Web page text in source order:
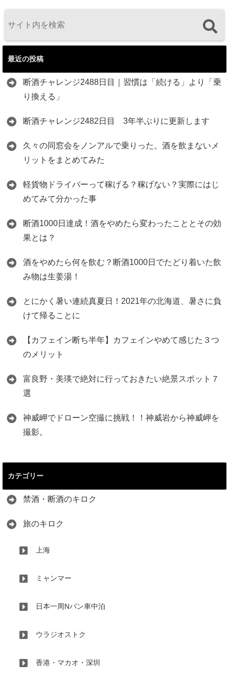
最近の投稿
断酒チャレンジ2488日目｜習慣は「続ける」より「乗
り換える」
断酒チャレンジ2482日目 3年半ぶりに更新します
久々の同窓会をノンアルで乗りった。酒を飲まないメ
リットをまとめてみた
軽貨物ドライバーって稼げる？稼げない？実際にはじ
めてみて分かった事
断酒1000日達成！酒をやめたら変わったこととその効
果とは？
酒をやめたら何を飲む？断酒1000日でたどり着いた飲
み物は生姜湯！
とにかく暑い連続真夏日！2021年の北海道、暑さに負
けて帰ることに
【カフェイン断ち半年】カフェインやめて感じた３つ
のメリット
富良野・美瑛で絶対に行っておきたい絶景スポット７
選
神威岬でドローン空撮に挑戦！！神威岩から神威岬を
撮影。
カテゴリー
禁酒・断酒のキロク
旅のキロク
上海
ミャンマー
日本一周Nバン車中泊
ウラジオストク
香港・マカオ・深圳